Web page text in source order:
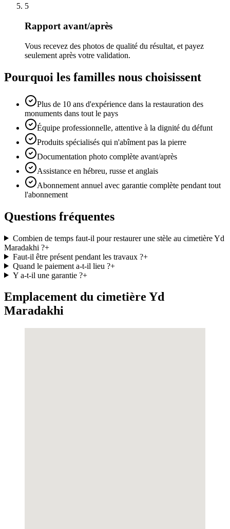
5
Rapport avant/après
Vous recevez des photos de qualité du résultat, et payez
seulement après votre validation.
Pourquoi les familles nous choisissent
Plus de 10 ans d'expérience dans la restauration des
monuments dans tout le pays
Équipe professionnelle, attentive à la dignité du défunt
Produits spécialisés qui n'abîment pas la pierre
Documentation photo complète avant/après
Assistance en hébreu, russe et anglais
Abonnement annuel avec garantie complète pendant tout
l'abonnement
Questions fréquentes
Combien de temps faut-il pour restaurer une stèle au cimetière Yd
Maradakhi ?+
Faut-il être présent pendant les travaux ?+
Quand le paiement a-t-il lieu ?+
Y a-t-il une garantie ?+
Emplacement du cimetière Yd
Maradakhi